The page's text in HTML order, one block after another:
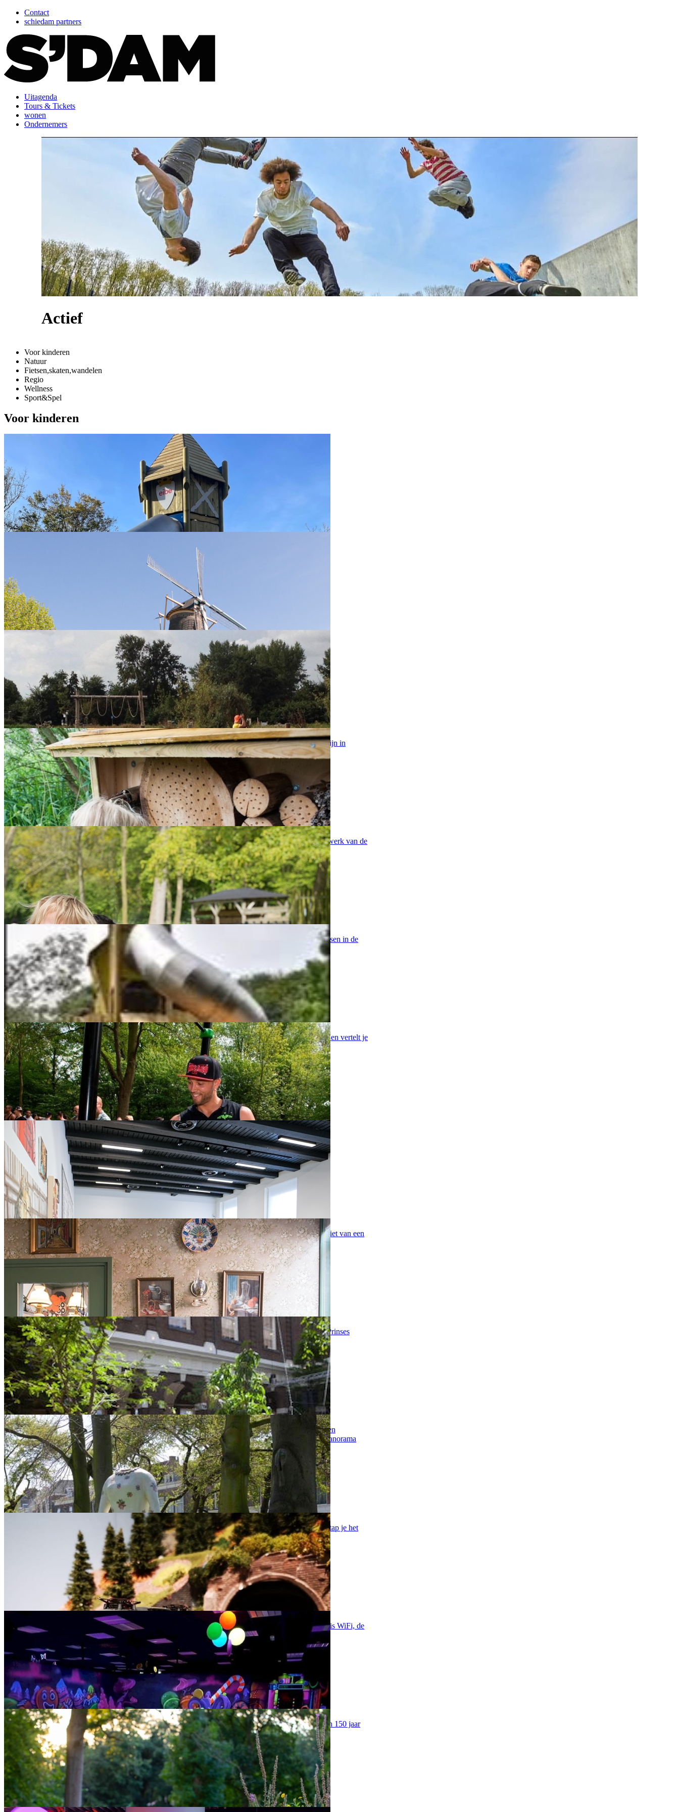
Contact
schiedam partners
Uitagenda
Tours & Tickets
wonen
Ondernemers
Actief
Voor kinderen
Natuur
Fietsen,skaten,wandelen
Regio
Wellness
Sport&Spel
Voor kinderen
FORT DRAKENSTEIJN
Prinses Beatrixpark 1
Lol maken, avonturen beleven en spannende speeltoestellen! Een bezoek aan speeltuin Fort Drakensteijn in
Schiedam is altijd een groot feest!
meer info >
Molen de Walvisch
Westvest 229|010-4267675|website
Molen De Walvisch is een van de hoogste molens ter wereld. Je komt hier van alles te weten over het werk van de
molenaar en hoe de Schiedamse brandersmolens werken.
meer info >
Speelpolder WIJland
Harreweg|website
Slootje springen, bruggen bouwen en allerlei beestjes bestuderen. Op je rug naar de wolken kijken, vissen in de
sloot en alles wat je verder nog kunt verzinnen.
meer info >
BELEEFPAD - KETHELPOORT
| 010 471 36 07|website
Langs het Beleefpad in Schiedam Kethel beleef je echt van alles. Boris Bootsmannetje wijst je de weg en vertelt je
over allerlei speelopdrachten.
meer info >
Kinderboerderij 't Hoefblad
Prinses Beatrixpark 1
Kleine varkentjes, koeien, schapen en cavia's. Het is maar een kleine greep uit de boerderijdieren van
Kinderboerderij 't Hoefblad in Schiedam.
meer info >
Speeleiland
doctor schaepmansingel 51
Het Speeleiland is een gezellige speeltuin in Schiedam met toezicht, een groot terras en een kiosk. Geniet van een
betaalbaar dagje uit met leuke activiteiten voor kinderen en het hele gezin.
meer info >
Calisthenics in Beatrixpark Schiedam
Prinses Beatrixpark 1
Lekker buiten sporten en zowel je kracht als lenigheid trainen. Dat kan in het Calisthenics park in het Prinses
Beatrixpark Schiedam.
meer info >
Stedelijk Museum Schiedam
Hoogstraat 112|010-2463666|website
Welkom bij Stedelijk Museum Schiedam, waar kunst, maatschappij en geschiedenis samenkomen in een
levendige omgeving. Ontdek de opwindende tentoonstellingen, de rijke Cobra-kunstcollectie, en het Panorama
Schiedam.
meer info >
Nationaal Coöperatie Museum
Lange Haven 84 010-4270920|website
Als je dit authentieke buurtwinkeltje van het Nationaal Coöperatie Museum in Schiedam binnengaat, stap je het
Bibliotheek Schiedam
Lange Haven 145|010-7146300|website
Een grote collectie boeken, een binnentuin met leestafel en studieplekken met schitterend uitzicht. Gratis WiFi, de
grote collectie blu-rays en strips en zelf gebrande koffie. Dat is de bibliotheek van Schiedam.
meer info >
Park de Plantage Schiedam
|website
Park de Plantage is het oudste stadspark van Nederland. Bijzonder in het park zijn de Wereldboom, een 150 jaar
oude Oosterse plataan, een afstammeling van de Anne Frankboom en de kunstcollectie in het park.
meer info >
Schiespoor Schiedam
Spinhuispad 36 |website